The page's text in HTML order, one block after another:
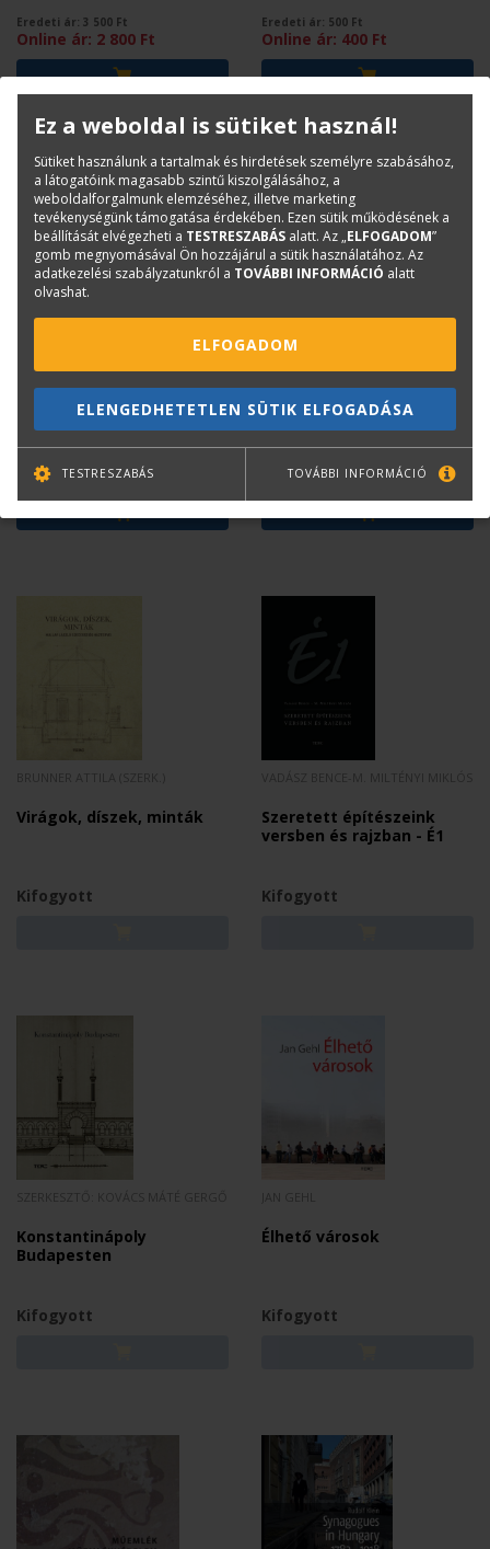
Eredeti ár: 3 500 Ft
Online ár: 2 800 Ft
Eredeti ár: 500 Ft
Online ár: 400 Ft
Online ár:400Ft
DOMINIC BRADBURY
Online ár: 5 440Ft
Virágok, díszek, minták
Kifogyott
Szeretett építészeink
versben és rajzban - É1
Kifogyott
Konstantinápoly
Budapesten
Kifogyott
Élhető városok
Kifogyott
Ez a weboldal is sütiket használ!
Sütiket használunk a tartalmak és hirdetések személyre szabásához,
a látogatóink magasabb szintű kiszolgálásához, a
weboldalforgalmunk elemzéséhez, illetve marketing
tevékenységünk támogatása érdekében. Ezen sütik működésének a
beállítását elvégezheti a TESTRESZABÁS alatt. Az „ELFOGADOM”
gomb megnyomásával Ön hozzájárul a sütik használatához. Az
adatkezelési szabályzatunkról a TOVÁBBI INFORMÁCIÓ alatt
olvashat.
ELFOGADOM
ELENGEDHETETLEN SÜTIK ELFOGADÁSA
TESTRESZABÁS TOVÁBBI INFORMÁCIÓ